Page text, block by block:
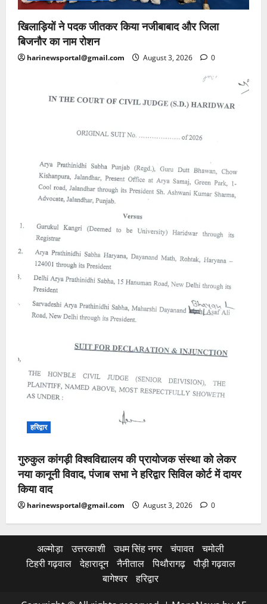
खिलाड़ियों ने पदक जीतकर किया नजीबाबाद और जिला
बिजनौर का नाम रोशन
harinewsportal@gmail.com August 3, 2026 0
हरिद्वार
गुरुकुल कांगड़ी विश्वविद्यालय की प्रायोजक संस्था को लेकर
नया कानूनी विवाद, पंजाब सभा ने हरिद्वार सिविल कोर्ट में दायर
किया वाद
harinewsportal@gmail.com August 3, 2026 0
अल्मोड़ा उत्तरकाशी उधम सिंह नगर चंपावत
चमोली
टिहरी गढ़वाल
देहारादून नैनीताल पिथौरागढ़
पौड़ी गढ़वाल
बागेश्वर
हरिद्वार